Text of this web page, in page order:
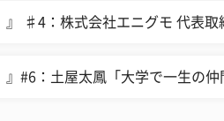
』 ♯4：株式会社エニグモ 代表取
』#6：土屋太鳳「大学で一生の仲